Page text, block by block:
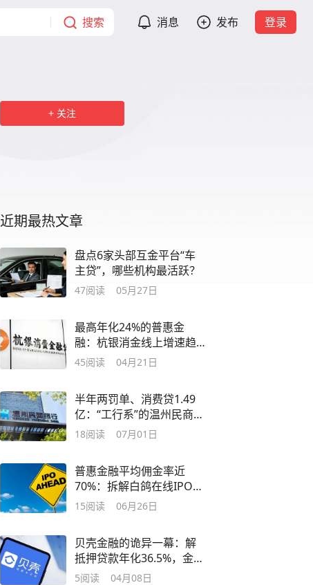
搜索 消息 发布 登录
关注
近期最热文章
盘点6家头部互金平台“车
主贷”，哪些机构最活跃？
47阅读 05月27日
最高年化24%的普惠金
融：杭银消金线上增速趋
缓线下大额逾期承压
45阅读 04月21日
半年两罚单、消费贷1.49
亿：“工行系”的温州民商银
行偏科何解？
18阅读 07月01日
普惠金融平均佣金率近
70%：拆解白鸽在线IPO背
后的助贷保险生意
15阅读 06月26日
贝壳金融的诡异一幕：解
抵押贷款年化36.5%，金融
业务收入骤降34%
5阅读 04月08日